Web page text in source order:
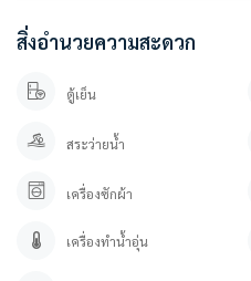
https://goo.gl/maps/3iHkJAPDyXhSn6fb7
สิ่งอำนวยความสะดวก
ตู้เย็น
สระว่ายน้ำ
เครื่องซักผ้า
เครื่องทำน้ำอุ่น